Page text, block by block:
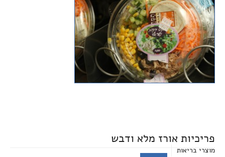
פריכיות אורז מלא ודבש
מוצרי בריאות